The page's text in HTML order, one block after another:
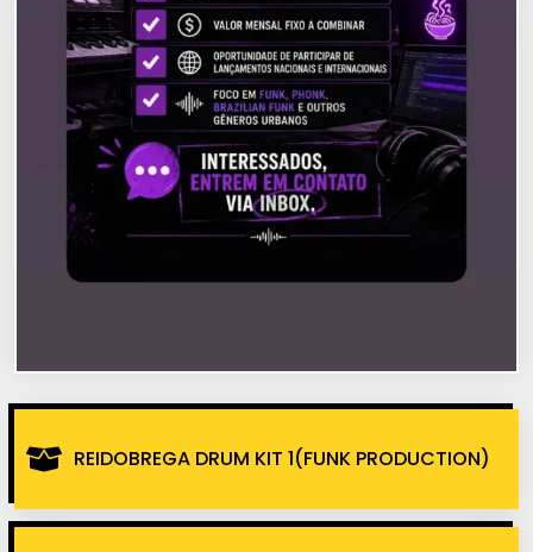
REIDOBREGA DRUM KIT 1(FUNK PRODUCTION)